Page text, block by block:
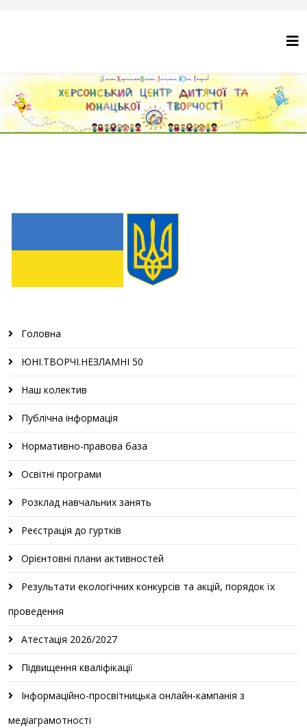
Головна
ЮНІ.ТВОРЧІ.НЕЗЛАМНІ 50
Наш колектив
Публічна інформація
Нормативно-правова база
Освітні програми
Розклад навчальних занять
Реєстрація до гуртків
Орієнтовні плани активностей
Результати екологічних конкурсів та акцій, порядок їх
проведення
Атестація 2026/2027
Підвищення кваліфікації
Інформаційно-просвітницька онлайн-кампанія з
медіаграмотності